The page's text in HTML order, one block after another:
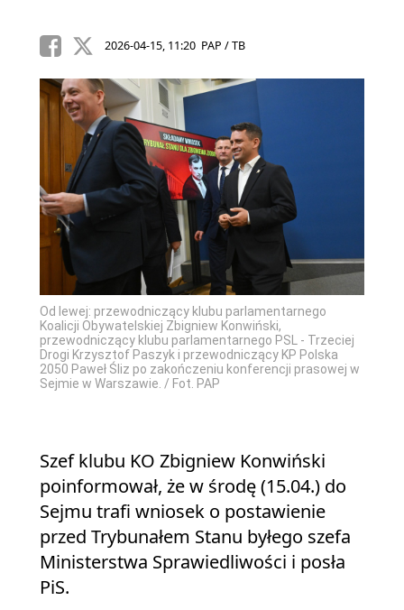
2026-04-15, 11:20 PAP / TB
Od lewej: przewodniczący klubu parlamentarnego
Koalicji Obywatelskiej Zbigniew Konwiński,
przewodniczący klubu parlamentarnego PSL - Trzeciej
Drogi Krzysztof Paszyk i przewodniczący KP Polska
2050 Paweł Śliz po zakończeniu konferencji prasowej w
Sejmie w Warszawie. / Fot. PAP
Szef klubu KO Zbigniew Konwiński
poinformował, że w środę (15.04.) do
Sejmu trafi wniosek o postawienie
przed Trybunałem Stanu byłego szefa
Ministerstwa Sprawiedliwości i posła
PiS.